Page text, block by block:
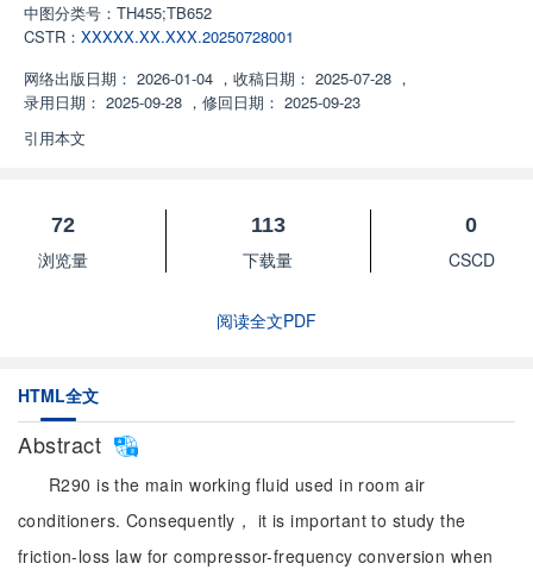
中图分类号： TH455;TB652
CSTR： XXXXX.XX.XXX.20250728001
网络出版日期： 2026-01-04 ， 收稿日期： 2025-07-28 ，
录用日期： 2025-09-28 ， 修回日期： 2025-09-23
引用本文
72
浏览量
113
下载量
0
CSCD
阅读全文PDF
HTML全文
Abstract
R290 is the main working fluid used in room air
conditioners. Consequently， it is important to study the
friction-loss law for compressor-frequency conversion when